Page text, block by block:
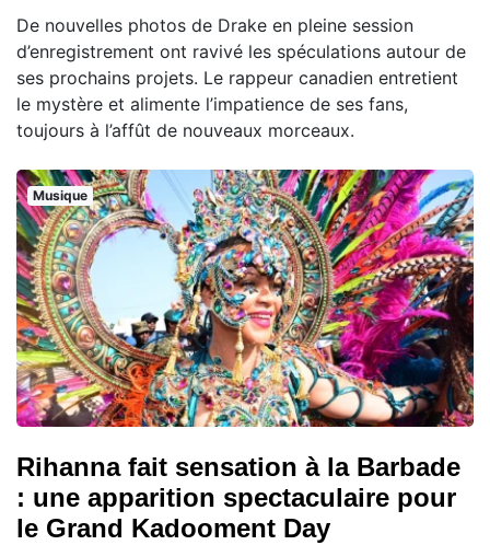
De nouvelles photos de Drake en pleine session
d’enregistrement ont ravivé les spéculations autour de
ses prochains projets. Le rappeur canadien entretient
le mystère et alimente l’impatience de ses fans,
toujours à l’affût de nouveaux morceaux.
Musique
Rihanna fait sensation à la Barbade
: une apparition spectaculaire pour
le Grand Kadooment Day